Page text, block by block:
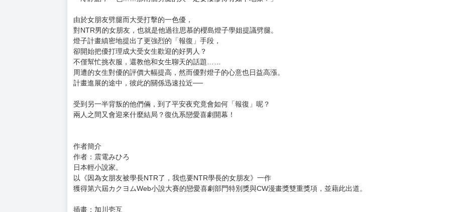
★與思慕的學姐建立私密關係！奉行「加倍奉還主義」的復仇系戀愛喜劇！
★榮獲第六屆カクヨムWeb小說大賽
戀愛喜劇部門特別獎與CW漫畫獎雙重獎項的全新異色作品！
★首刷限定！隨書附贈4P特典小冊子（首刷售完即無贈品）。
內容簡介
「冷靜點，一色……那兩個劈腿的人一定要悽慘得有如下地獄！」
燈子計畫縝密地提出了更強烈的「報復」手段，
卻開始把優打理成大受女生歡迎的好男人？
不僅幫忙挑衣服，還教他和女生聊天的話題……
周遭的女生對優的評價大幅提高，然而優對燈子的心意也日益高漲。
計畫進展的途中，彼此的關係迅速拉近──
受到另一半背叛的他們倆，到了平安夜究竟會如何「報復」呢？